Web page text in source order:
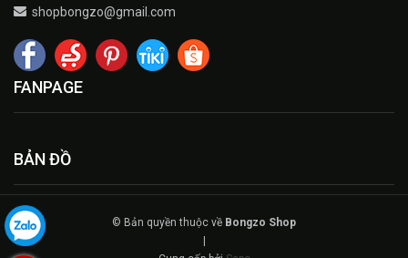
shopbongzo@gmail.com
FANPAGE
BẢN ĐỒ
© Bản quyền thuộc về Bongzo Shop